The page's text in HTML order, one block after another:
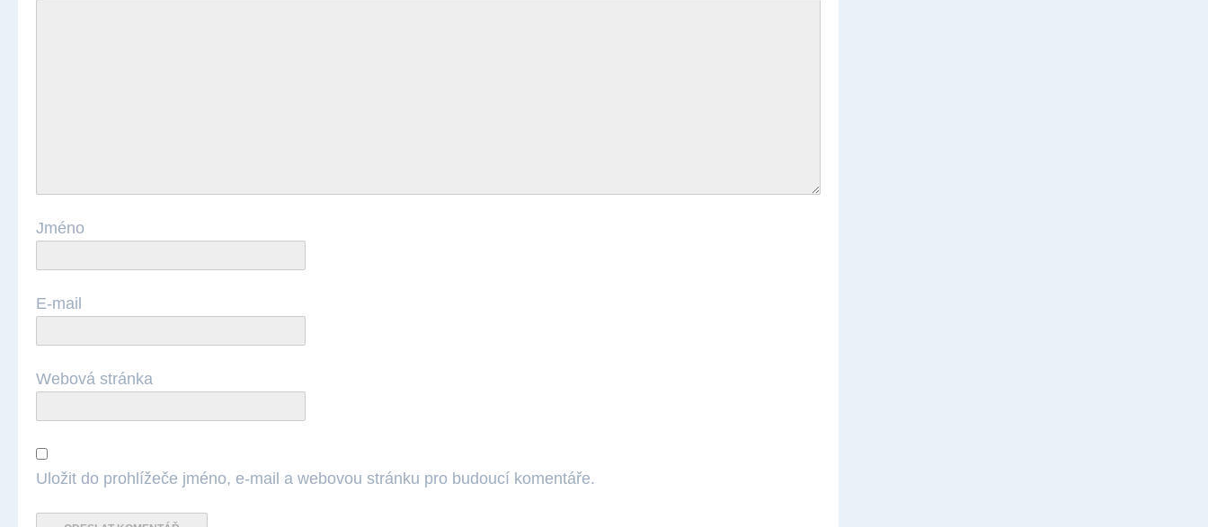
Jméno
E-mail
Webová stránka
Uložit do prohlížeče jméno, e-mail a webovou stránku pro budoucí komentáře.